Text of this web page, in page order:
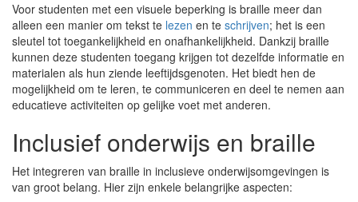
Voor studenten met een visuele beperking is braille meer dan
alleen een manier om tekst te lezen en te schrijven; het is een
sleutel tot toegankelijkheid en onafhankelijkheid. Dankzij braille
kunnen deze studenten toegang krijgen tot dezelfde informatie en
materialen als hun ziende leeftijdsgenoten. Het biedt hen de
mogelijkheid om te leren, te communiceren en deel te nemen aan
educatieve activiteiten op gelijke voet met anderen.
Inclusief onderwijs en braille
Het integreren van braille in inclusieve onderwijsomgevingen is
van groot belang. Hier zijn enkele belangrijke aspecten: